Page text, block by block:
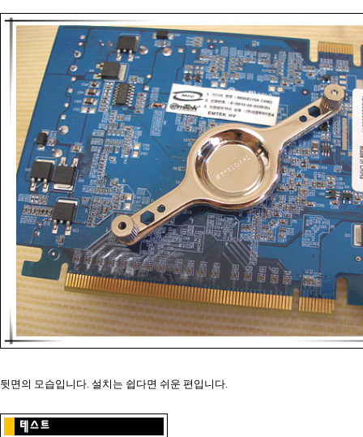
뒷면의 모습입니다. 설치는 쉽다면 쉬운 편입니다.